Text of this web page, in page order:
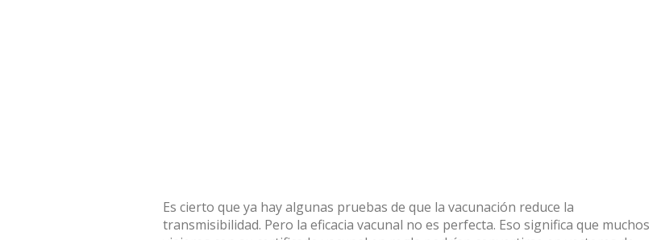
Es cierto que ya hay algunas pruebas de que la vacunación reduce la
transmisibilidad. Pero la eficacia vacunal no es perfecta. Eso significa que muchos